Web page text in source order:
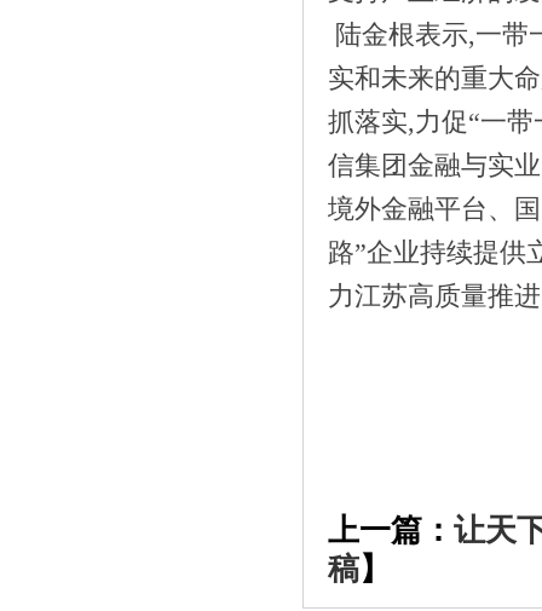
陆金根表示,一带
实和未来的重大
抓落实,力促“一
信集团金融与实
境外金融平台、
路”企业持续提供
力江苏高质量推
上一篇： 让天
稿】